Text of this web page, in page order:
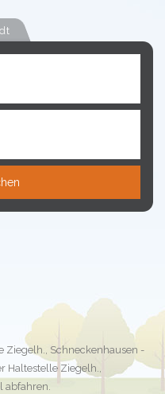
Ziegelh., Schneckenhausen -
Haltestelle Ziegelh.,
abfahren.